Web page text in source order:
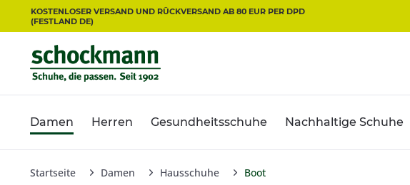
KOSTENLOSER VERSAND UND RÜCKVERSAND AB 80 EUR PER DPD
(FESTLAND DE)
Damen Herren Gesundheitsschuhe Nachhaltige Schuhe
Startseite Damen Hausschuhe Boot